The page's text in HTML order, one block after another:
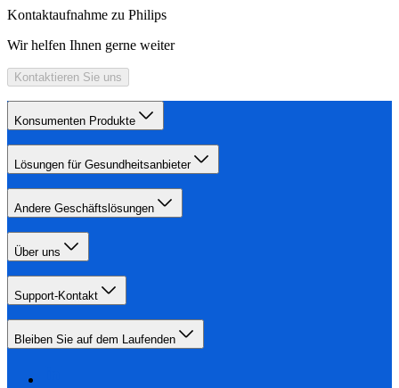
Kontaktaufnahme zu Philips
Wir helfen Ihnen gerne weiter
Kontaktieren Sie uns
Konsumenten Produkte
Lösungen für Gesundheitsanbieter
Andere Geschäftslösungen
Über uns
Support-Kontakt
Bleiben Sie auf dem Laufenden